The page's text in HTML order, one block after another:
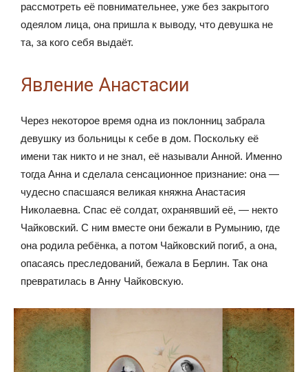
рассмотреть её повнимательнее, уже без закрытого
одеялом лица, она пришла к выводу, что девушка не
та, за кого себя выдаёт.
Явление Анастасии
Через некоторое время одна из поклонниц забрала
девушку из больницы к себе в дом. Поскольку её
имени так никто и не знал, её называли Анной. Именно
тогда Анна и сделала сенсационное признание: она —
чудесно спасшаяся великая княжна Анастасия
Николаевна. Спас её солдат, охранявший её, — некто
Чайковский. С ним вместе они бежали в Румынию, где
она родила ребёнка, а потом Чайковский погиб, а она,
опасаясь преследований, бежала в Берлин. Так она
превратилась в Анну Чайковскую.